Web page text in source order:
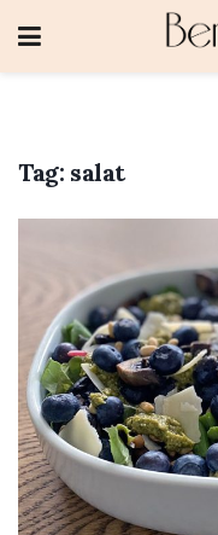
Tag: salat